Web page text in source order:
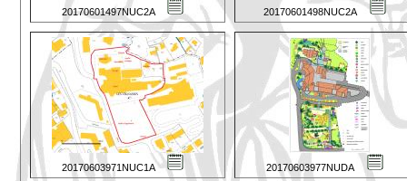
20170601497NUC2A 20170601498NUC2A
20170603971NUC1A 20170603977NUDA